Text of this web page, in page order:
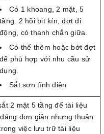
Có 1 khoang, 2 mặt, 5
tầng. 2 hồi bịt kín, đợt di
động, có thanh chắn giữa.
Có thể thêm hoặc bớt đợt
để phù hợp với nhu cầu sử
dụng.
Sắt sơn tĩnh điện
2 mặt 5 tầng để tài liệu
đơn giản nhưng thuận
việc lưu trữ tài liệu